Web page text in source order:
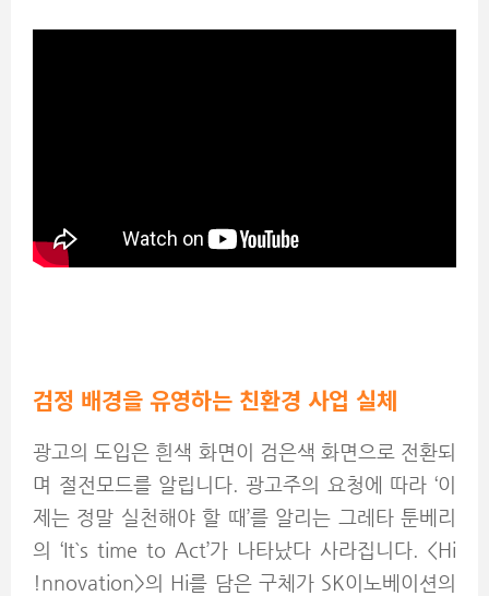
검정 배경을 유영하는 친환경 사업 실체
광고의 도입은 흰색 화면이 검은색 화면으로 전환되
며 절전모드를 알립니다. 광고주의 요청에 따라 ‘이
제는 정말 실천해야 할 때’를 알리는 그레타 툰베리
의 ‘It`s time to Act’가 나타났다 사라집니다. <Hi
!nnovation>의 Hi를 담은 구체가 SK이노베이션의